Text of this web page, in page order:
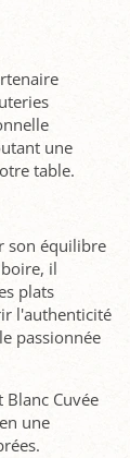
une
table.
son équilibre
il
plats
l'authenticité
passionnée
Blanc Cuvée
une